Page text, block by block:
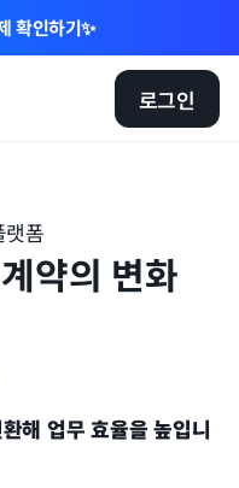
확인하기✨
로그인
폼
약의 변화
해 업무 효율을 높입니